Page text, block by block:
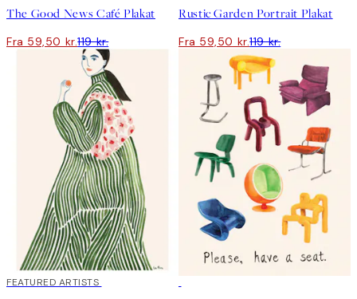
The Good News Café Plakat
Fra 59,50 kr.119 kr.
Rustic Garden Portrait Plakat
Fra 59,50 kr.119 kr.
40%*
FEATURED ARTISTS